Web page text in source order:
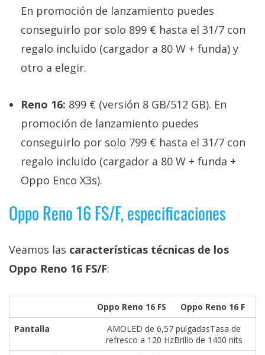
En promoción de lanzamiento puedes
conseguirlo por solo 899 € hasta el 31/7 con
regalo incluido (cargador a 80 W + funda) y
otro a elegir.
Reno 16: 899 € (versión 8 GB/512 GB). En
promoción de lanzamiento puedes
conseguirlo por solo 799 € hasta el 31/7 con
regalo incluido (cargador a 80 W + funda +
Oppo Enco X3s).
Oppo Reno 16 FS/F, especificaciones
Veamos las características técnicas de los
Oppo Reno 16 FS/F:
Oppo Reno 16 FS
Oppo Reno 16 F
Pantalla
AMOLED de 6,57 pulgadasTasa de
refresco a 120 HzBrillo de 1400 nits